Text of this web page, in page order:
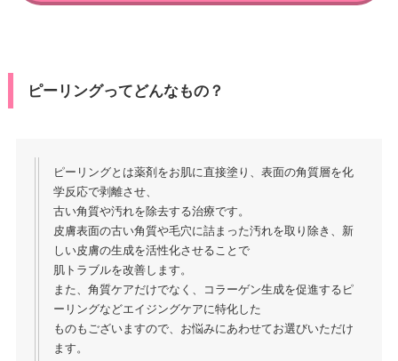
ピーリングってどんなもの？
ピーリングとは薬剤をお肌に直接塗り、表面の角質層を化
学反応で剥離させ、
古い角質や汚れを除去する治療です。
皮膚表面の古い角質や毛穴に詰まった汚れを取り除き、新
しい皮膚の生成を活性化させることで
肌トラブルを改善します。
また、角質ケアだけでなく、コラーゲン生成を促進するピ
ーリングなどエイジングケアに特化した
ものもございますので、お悩みにあわせてお選びいただけ
ます。